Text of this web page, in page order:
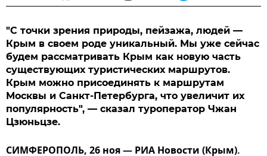
"С точки зрения природы, пейзажа, людей —
Крым в своем роде уникальный. Мы уже сейчас
будем рассматривать Крым как новую часть
существующих туристических маршрутов.
Крым можно присоединять к маршрутам
Москвы и Санкт-Петербурга, что увеличит их
популярность", — сказал туроператор Чжан
Цзюньцзе.
СИМФЕРОПОЛЬ, 26 ноя — РИА Новости (Крым).